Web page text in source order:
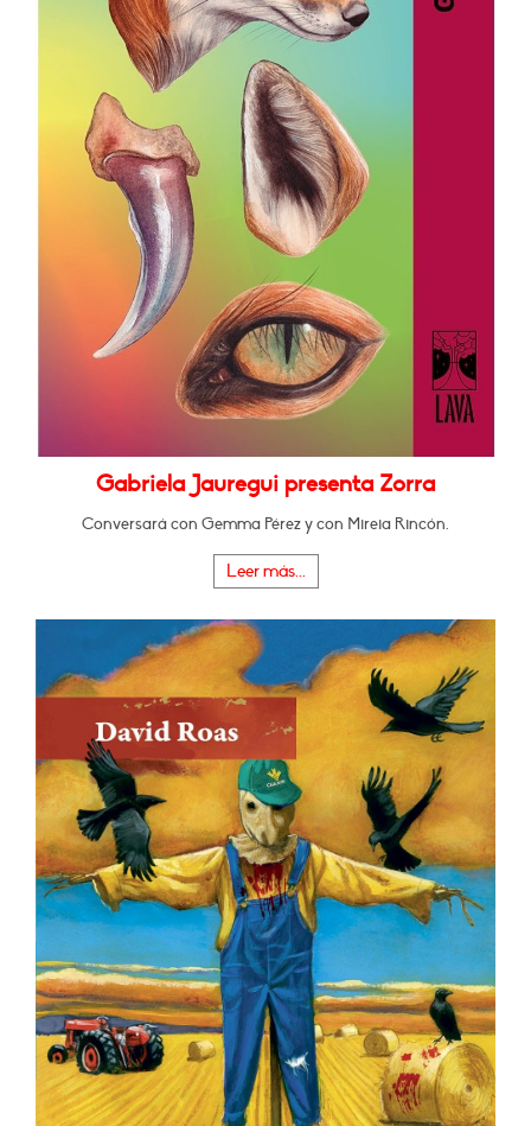
Gabriela Jauregui presenta Zorra
Conversará con Gemma Pérez y con Mireia Rincón.
Leer más...